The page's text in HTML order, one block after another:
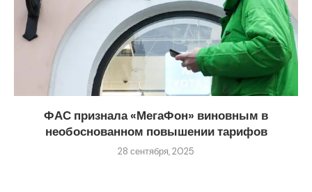
ФАС признала «МегаФон» виновным в
необоснованном повышении тарифов
28 сентября, 2025